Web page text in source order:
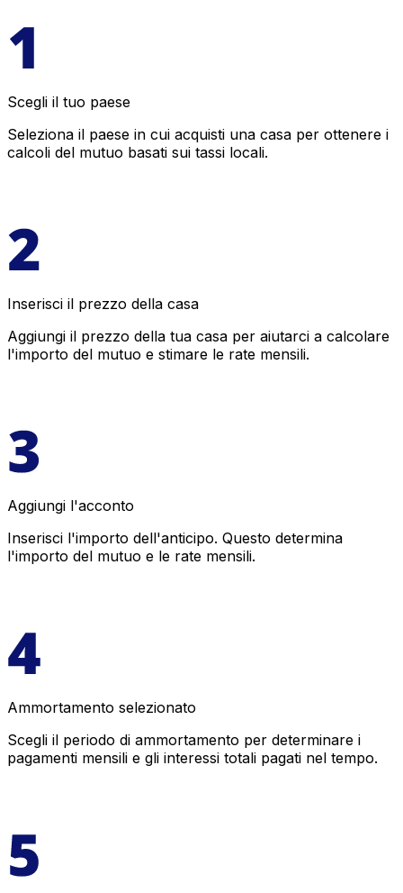
Scegli il tuo paese
Seleziona il paese in cui acquisti una casa per ottenere i
calcoli del mutuo basati sui tassi locali.
Inserisci il prezzo della casa
Aggiungi il prezzo della tua casa per aiutarci a calcolare
l'importo del mutuo e stimare le rate mensili.
Aggiungi l'acconto
Inserisci l'importo dell'anticipo. Questo determina
l'importo del mutuo e le rate mensili.
Ammortamento selezionato
Scegli il periodo di ammortamento per determinare i
pagamenti mensili e gli interessi totali pagati nel tempo.